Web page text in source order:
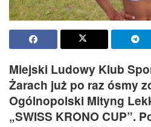
Miejski Ludowy Klub
Żarach już po raz ósmy
Ogólnopolski Mityng
„SWISS KRONO CUP”.